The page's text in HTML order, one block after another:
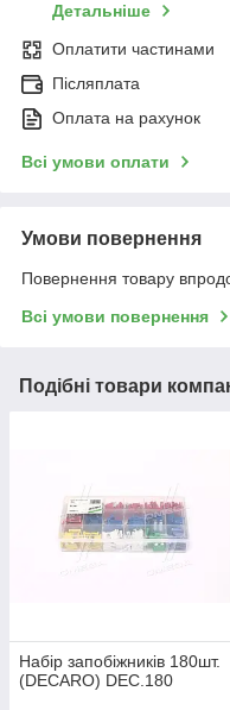
Детальніше
Оплатити частинами
Післяплата
Оплата на рахунок
Всі умови оплати
Умови повернення
Повернення товару
Всі умови повернення
Подібні товари
Набір запобіжників 180шт.
(DECARO) DEC.180